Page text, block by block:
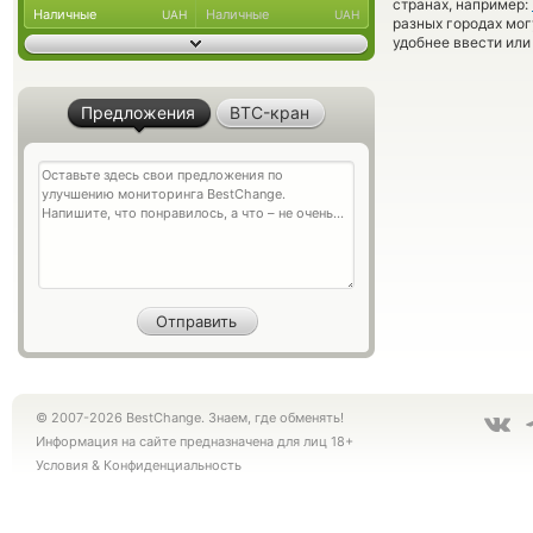
странах, например:
разных городах
удобнее ввести
Наличные UAH Наличные UAH
Предложения BTC-кран
© 2007-2026 BestChange. Знаем, где обменять!
Информация на сайте предназначена для лиц 18+
Условия & Конфиденциальность